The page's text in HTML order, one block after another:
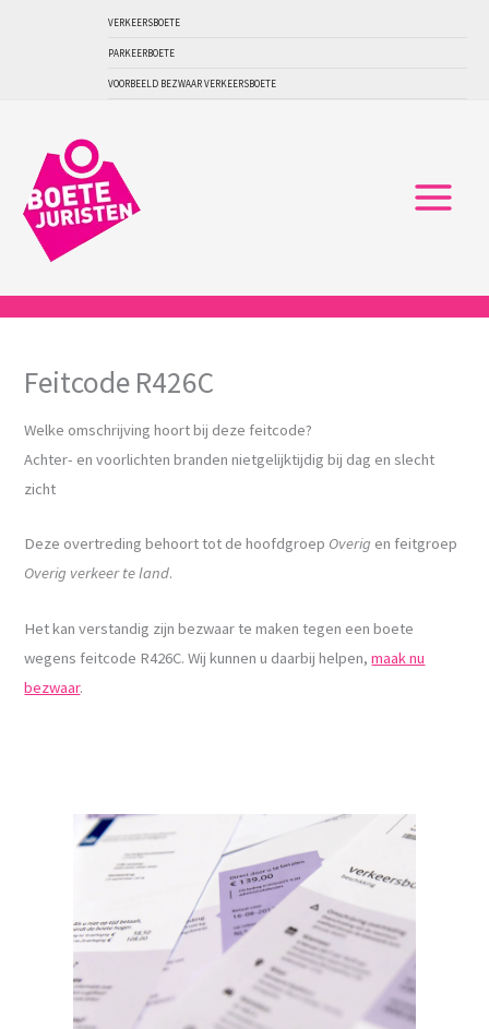
VERKEERSBOETE
PARKEERBOETE
VOORBEELD BEZWAAR VERKEERSBOETE
Feitcode R426C
Welke omschrijving hoort bij deze feitcode?
Achter- en voorlichten branden nietgelijktijdig bij dag en slecht
zicht
Deze overtreding behoort tot de hoofdgroep Overig en feitgroep
Overig verkeer te land.
Het kan verstandig zijn bezwaar te maken tegen een boete
wegens feitcode R426C. Wij kunnen u daarbij helpen,maak nu
bezwaar.